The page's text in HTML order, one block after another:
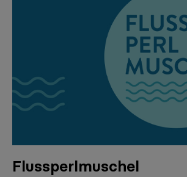
Flussperlmuschel